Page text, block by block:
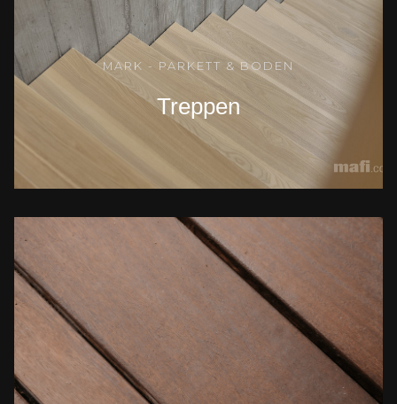
MARK - PARKETT & BODEN
Treppen